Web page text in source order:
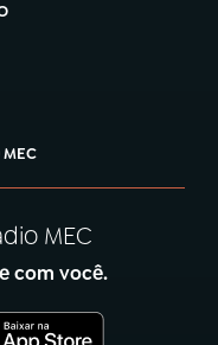
MEC
com você.